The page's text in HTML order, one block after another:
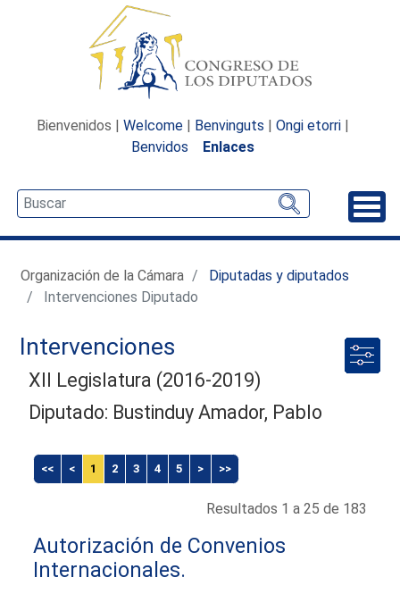
Bienvenidos | Welcome | Benvinguts | Ongi etorri |
Benvidos
Enlaces
Organización de la Cámara
Diputadas y diputados
Intervenciones Diputado
Intervenciones
XII Legislatura (2016-2019)
Diputado: Bustinduy Amador, Pablo
<< < 1 2 3 4 5 > >>
Resultados 1 a 25 de 183
Autorización de Convenios
Internacionales.